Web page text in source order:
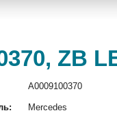
ZB
A0009100370
Mercedes